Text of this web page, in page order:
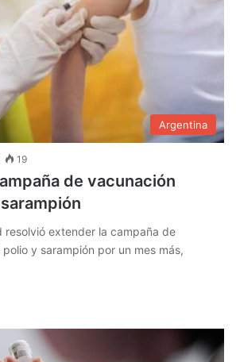
Argentina
19
de vacunación
resolvió extender la campaña de
y sarampión por un mes más,